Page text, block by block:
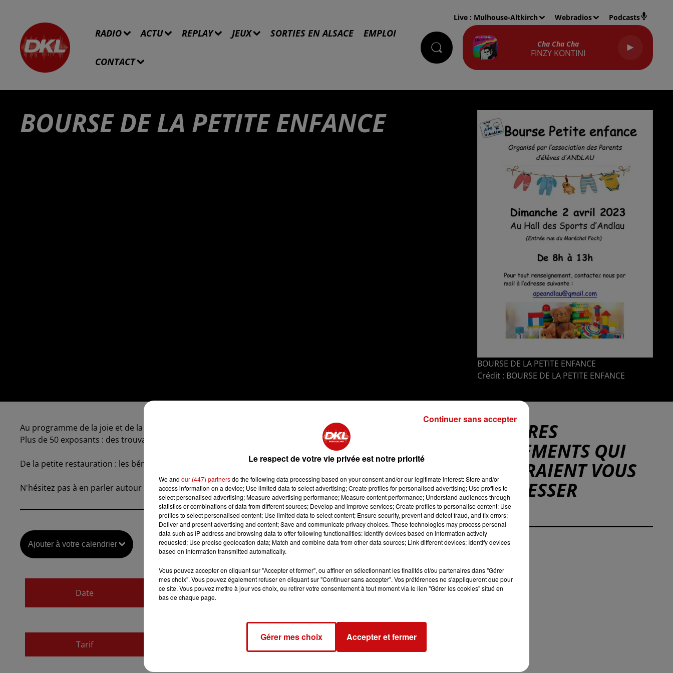
RADIO ACTU REPLAY JEUX SORTIES EN ALSACE EMPLOI
CONTACT
Live : Mulhouse-Altkirch Webradios Podcasts
Cha Cha Cha
FINZY KONTINI
BOURSE DE LA PETITE ENFANCE
BOURSE DE LA PETITE ENFANCE
Crédit : BOURSE DE LA PETITE ENFANCE
Au programme de la joie et de la bonne humeur avec :
Plus de 50 exposants : des trouvailles incroyables, de quoi faire plaisir à vos enfants !
De la petite restauration : les bénévoles de l'APE d'Andlau vous accueilleront avec le sourire au comptoir.
N'hésitez pas à en parler autour de vous !
Ajouter à votre calendrier
Date
du2 avril 2023 à 8h00
au2 avril 2023 à 13h00
Tarif
D'AUTRES
ÉVÉNEMENTS QUI
POURRAIENT VOUS
INTÉRESSER
Le respect de votre vie privée est notre priorité
We and our (447) partnersdo the following data processing based on your consent and/or our legitimate interest: Store and/or
access information on a device; Use limited data to select advertising; Create profiles for personalised advertising; Use profiles to
select personalised advertising; Measure advertising performance; Measure content performance; Understand audiences through
statistics or combinations of data from different sources; Develop and improve services; Create profiles to personalise content; Use
profiles to select personalised content; Use limited data to select content; Ensure security, prevent and detect fraud, and fix errors;
Deliver and present advertising and content; Save and communicate privacy choices. These technologies may process personal
data such as IP address and browsing data to offer following functionalities: Identify devices based on information actively
requested; Use precise geolocation data; Match and combine data from other data sources; Link different devices; Identify devices
based on information transmitted automatically.
Vous pouvez accepter en cliquant sur "Accepter et fermer", ou affiner en sélectionnant les finalités et/ou partenaires dans "Gérer
mes choix". Vous pouvez également refuser en cliquant sur "Continuer sans accepter". Vos préférences ne s'appliqueront que pour
ce site. Vous pouvez mettre à jour vos choix, ou retirer votre consentement à tout moment via le lien "Gérer les cookies" situé en
bas de chaque page.
Gérer mes choix Accepter et fermer
Continuer sans accepter